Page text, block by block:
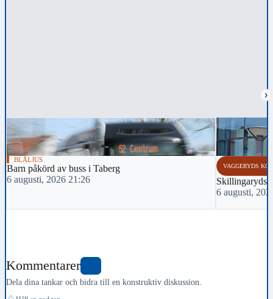
›
BLÅLJUS
Barn påkörd av buss i Taberg
6 augusti, 2026 21:26
VAGGERYDS
6 augusti,
Kommentarer
Dela dina tankar och bidra till en konstruktiv diskussion.